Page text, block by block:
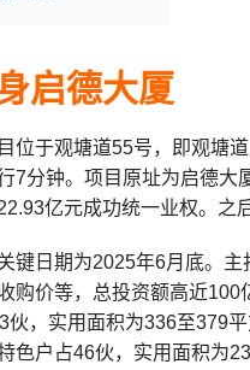
启德大厦
位于观塘道55号，即观塘
7分钟。项目原址为启德大
亿元成功统一业权。之
键日期为2025年6月底。主
购价等，总投资额高近100
伙，实用面积为336至379
色户占46伙，实用面积为